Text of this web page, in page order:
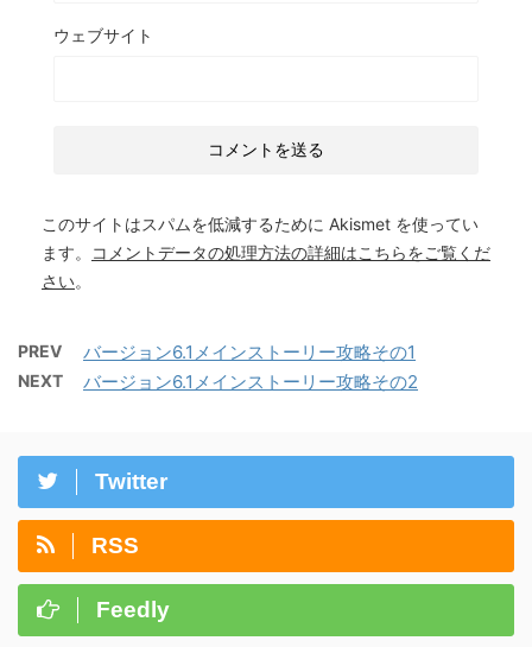
ウェブサイト
このサイトはスパムを低減するために Akismet を使ってい
ます。
コメントデータの処理方法の詳細はこちらをご覧くだ
さい。
PREV バージョン6.1メインストーリー攻略その1
NEXT バージョン6.1メインストーリー攻略その2
Twitter
RSS
Feedly